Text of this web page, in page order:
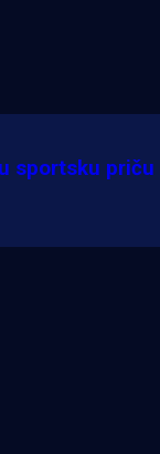
sportsku priču